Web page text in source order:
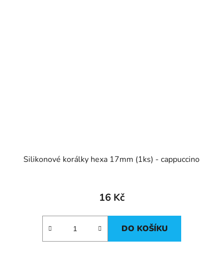
Silikonové korálky hexa 17mm (1ks) - cappuccino
16 Kč
DO KOŠÍKU